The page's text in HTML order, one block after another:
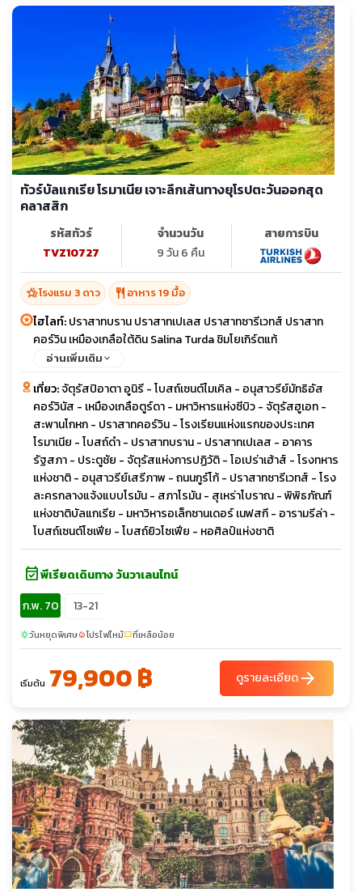
ทัวร์บัลแกเรีย โรมาเนีย เจาะลึกเส้นทางยุโรปตะวันออกสุด
คลาสสิก
รหัสทัวร์
TVZ10727
จำนวนวัน
9 วัน 6 คืน
สายการบิน
hotel_classโรงแรม 3 ดาว restaurant อาหาร 19 มื้อ
ไฮไลท์:ปราสาทบราน ปราสาทเปเลส ปราสาทซารีเวทส์ ปราสาท
คอร์วิน เหมืองเกลือใต้ดิน Salina Turda ชิมโยเกิร์ตแท้
อ่านเพิ่มเติม
เที่ยว:จัตุรัสปิอาตา อูนิรี - โบสถ์เซนต์ไมเคิล - อนุสาวรีย์มัทธิอัส
คอร์วินัส - เหมืองเกลือตูร์ดา - มหาวิหารแห่งซีบิว - จัตุรัสฮูเอท -
สะพานโกหก - ปราสาทคอร์วิน - โรงเรียนแห่งแรกของประเทศ
โรมาเนีย - โบสถ์ดำ - ปราสาทบราน - ปราสาทเปเลส - อาคาร
รัฐสภา - ประตูชัย - จัตุรัสแห่งการปฏิวัติ - โอเปร่าเฮ้าส์ - โรงทหาร
แห่งชาติ - อนุสาวรีย์เสรีภาพ - ถนนกูร์โก้ - ปราสาทซารีเวทส์ - โรง
ละครกลางแจ้งแบบโรมัน - สภาโรมัน - สุเหร่าโบราณ - พิพิธภัณฑ์
แห่งชาติบัลแกเรีย - มหาวิหารอเล็กซานเดอร์ เนฟสกี - อารามรีล่า -
โบสถ์เซนต์โซเฟีย - โบสถ์ยิวโซเฟีย - หอศิลป์แห่งชาติ
event_availableพีเรียดเดินทาง วันวาเลนไทน์
ก.พ. 70
13-21
sunnyวันหยุดพิเศษlocal_fire_departmentโปรไฟไหม้confirmation_numberที่เหลือน้อย
เริ่มต้น 79,900 ฿ ดูรายละเอียดarrow_forward